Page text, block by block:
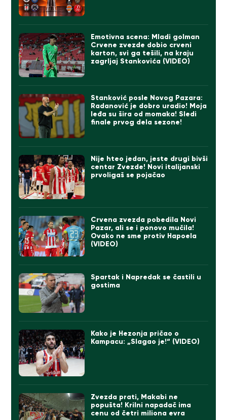
Emotivna scena: Mladi golman
Crvene zvezde dobio crveni
karton, svi ga tešili, na kraju
zagrljaj Stankovića (VIDEO)
Stanković posle Novog Pazara:
Radanović je dobro uradio! Moja
leđa su šira od momaka! Sledi
finale prvog dela sezone!
Nije hteo jedan, jeste drugi bivši
centar Zvezde! Novi italijanski
prvoligaš se pojačao
Crvena zvezda pobedila Novi
Pazar, ali se i ponovo mučila!
Ovako ne sme protiv Hapoela
(VIDEO)
Spartak i Napredak se častili u
gostima
Kako je Hezonja pričao o
Kampacu: „Slagao je!“ (VIDEO)
Zvezda prati, Makabi ne
popušta! Krilni napadač ima
cenu od četri miliona evra